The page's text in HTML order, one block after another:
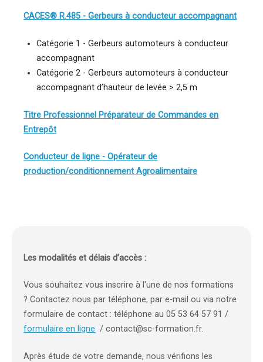
CACES® R.485 - Gerbeurs à conducteur accompagnant
Catégorie 1 - Gerbeurs automoteurs à conducteur
accompagnant
Catégorie 2 - Gerbeurs automoteurs à conducteur
accompagnant d’hauteur de levée > 2,5 m
Titre Professionnel Préparateur de Commandes en
Entrepôt
Conducteur de ligne - Opérateur de
production/conditionnement Agroalimentaire
Les modalités et délais d’accès :
Vous souhaitez vous inscrire à l'une de nos formations
? Contactez nous par téléphone, par e-mail ou via notre
formulaire de contact : téléphone au 05 53 64 57 91 /
formulaire en ligne / contact@sc-formation.fr.
Après étude de votre demande, nous vérifions les